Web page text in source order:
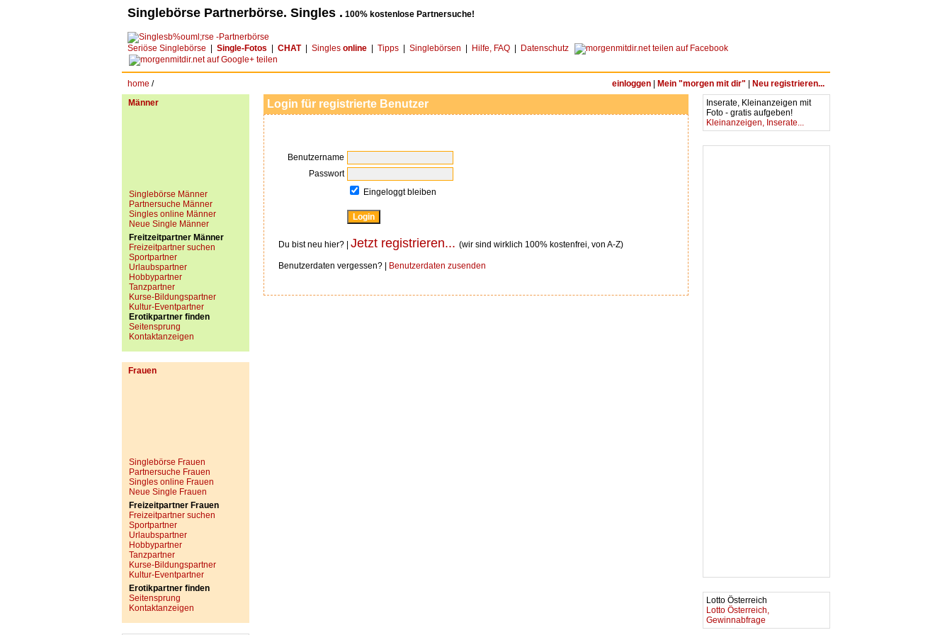
Singlebörse Partnerbörse. Singles . 100% kostenlose Partnersuche!
Seriöse Singlebörse Single-Fotos CHAT| Singles online Tipps Singlebörsen Hilfe, FAQ Datenschutz
home / einloggen Mein "morgen mit dir"
Neu registrieren...
Männer
Singlebörse Männer
Partnersuche Männer
Singles online Männer
Neue Single Männer
Freitzeitpartner Männer
Freizeitpartner suchen
Sportpartner
Urlaubspartner
Hobbypartner
Tanzpartner
Kurse-Bildungspartner
Kultur-Eventpartner
Erotikpartner finden
Seitensprung
Kontaktanzeigen
Frauen
Singlebörse Frauen
Partnersuche Frauen
Singles online Frauen
Neue Single Frauen
Freizeitpartner Frauen
Freizeitpartner suchen
Sportpartner
Urlaubspartner
Hobbypartner
Tanzpartner
Kurse-Bildungspartner
Kultur-Eventpartner
Erotikpartner finden
Seitensprung
Kontaktanzeigen
Login für registrierte Benutzer
Benutzername
Passwort
Eingeloggt bleiben
Du bist neu hier? | Jetzt registrieren... (wir sind wirklich 100% kostenfrei, von A-Z)
Benutzerdaten vergessen? | Benutzerdaten zusenden
Inserate, Kleinanzeigen mit
Foto - gratis aufgeben!
Kleinanzeigen, Inserate...
Lotto Österreich
Lotto Österreich,
Gewinnabfrage